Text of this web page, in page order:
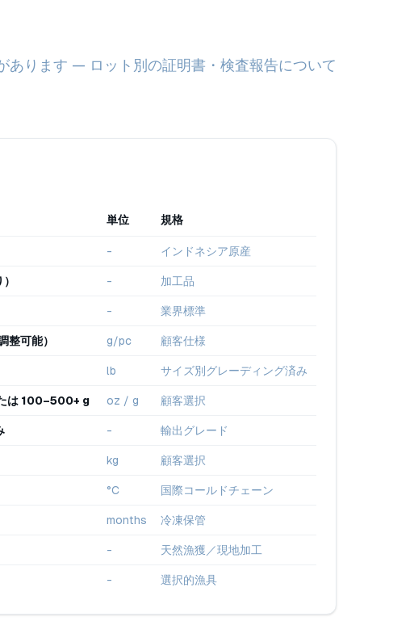
あります — ロット別の証明書・検査報告について
単位 規格
- インドネシア原産
- 加工品
- 業界標準
整可能） g/pc 顧客仕様
lb サイズ別グレーディング済み
は 100–500+ g oz / g 顧客選択
- 輸出グレード
kg 顧客選択
°C 国際コールドチェーン
months 冷凍保管
- 天然漁獲／現地加工
- 選択的漁具